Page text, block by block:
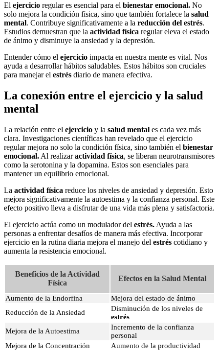
El ejercicio regular es esencial para el bienestar emocional. No
solo mejora la condición física, sino que también fortalece la salud
mental. Contribuye significativamente a la reducción del estrés.
Estudios demuestran que la actividad física regular eleva el estado
de ánimo y disminuye la ansiedad y la depresión.
Entender cómo el ejercicio impacta en nuestra mente es vital. Nos
ayuda a desarrollar hábitos saludables. Estos hábitos son cruciales
para manejar el estrés diario de manera efectiva.
La conexión entre el ejercicio y la salud
mental
La relación entre el ejercicio y la salud mental es cada vez más
clara. Investigaciones científicas han revelado que el ejercicio
regular mejora no solo la condición física, sino también el bienestar
emocional. Al realizaractividad física, se liberan neurotransmisores
como la serotonina y la dopamina. Estos son esenciales para
mantener un equilibrio emocional.
La actividad física reduce los niveles de ansiedad y depresión. Esto
mejora significativamente la autoestima y la confianza personal. Este
efecto positivo lleva a disfrutar de una vida más plena y satisfactoria.
El ejercicio actúa como un modulador del estrés. Ayuda a las
personas a enfrentar desafíos de manera más efectiva. Incorporar
ejercicio en la rutina diaria mejora el manejo del estrés cotidiano y
aumenta la resistencia emocional.
Beneficios de la Actividad
Física
Efectos en la Salud Mental
Aumento de la Endorfina
Mejora del estado de ánimo
Reducción de la Ansiedad
Disminución de los niveles de
estrés
Mejora de la Autoestima
Incremento de la confianza
personal
Mejora de la Concentración
Aumento de la productividad